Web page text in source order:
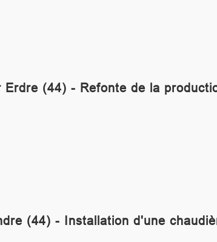
(44) - Refonte de la
(44) - Installation d'une